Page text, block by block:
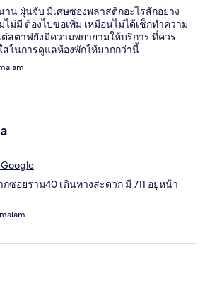
น ฝุ่นจับ มีเศษซองพลาสติกอะไรสักอย่าง
ไม่มี ต้องไปขอเพิ่ม เหมือนไม่ได้เช็กทำความ
สตาฟยังมีความพยายามให้บริการ ที่ควร
ส่ในการดูแลห้องพักให้มากกว่านี้
ซอยราม40 เดินทางสะดวก มี 711 อยู่หน้า